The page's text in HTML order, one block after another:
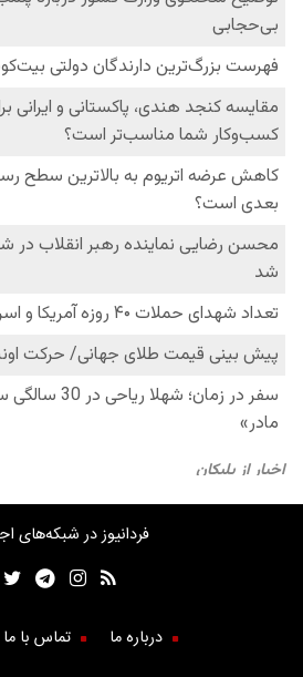
فردانیوز در شبکه‌های
درباره ما تماس با ما